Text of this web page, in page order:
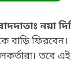
নয়া
বাড়ি
তবে